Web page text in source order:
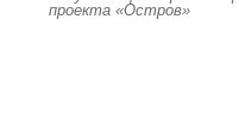
проекта «Остров»